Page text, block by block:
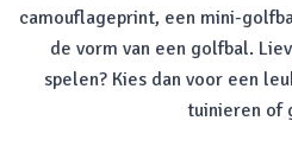
camouflageprint, een mini-
de vorm van een golfbal.
spelen? Kies dan voor een
tuinieren of